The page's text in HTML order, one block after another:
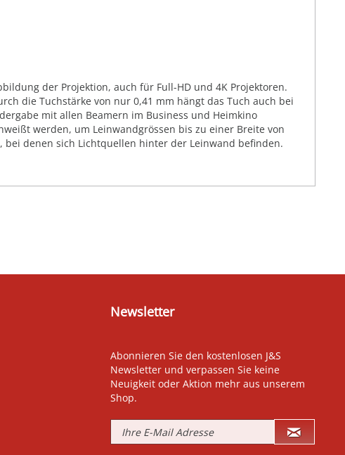
der Projektion, auch für Full-HD und 4K Projektoren.
die Tuchstärke von nur 0,41 mm hängt das Tuch auch bei
mit allen Beamern im Business und Heimkino
werden, um Leinwandgrössen bis zu einer Breite von
denen sich Lichtquellen hinter der Leinwand befinden.
Newsletter
Abonnieren Sie den kostenlosen J&S
Newsletter und verpassen Sie keine
Neuigkeit oder Aktion mehr aus unserem
Shop.